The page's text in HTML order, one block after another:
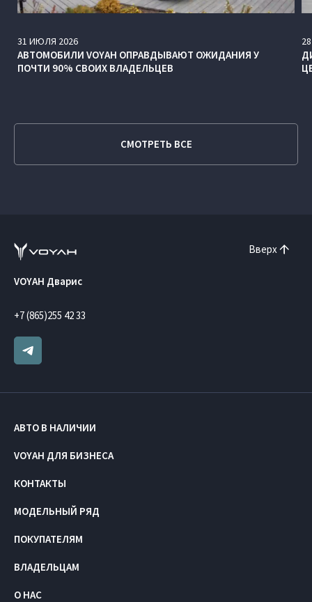
31 ИЮЛЯ 2026
АВТОМОБИЛИ VOYAH ОПРАВДЫВАЮТ ОЖИДАНИЯ У
ПОЧТИ 90% СВОИХ ВЛАДЕЛЬЦЕВ
28
СМОТРЕТЬ ВСЕ
Вверх
VOYAH Дварис
+7 (865)255 42 33
АВТО В НАЛИЧИИ
VOYAH ДЛЯ БИЗНЕСА
КОНТАКТЫ
МОДЕЛЬНЫЙ РЯД
ПОКУПАТЕЛЯМ
ВЛАДЕЛЬЦАМ
О НАС